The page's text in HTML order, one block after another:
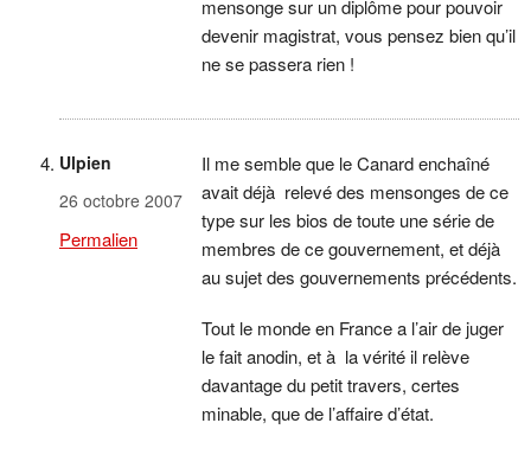
mensonge sur un diplôme pour pouvoir
devenir magistrat, vous pensez bien qu’il
ne se passera rien !
Ulpien
26 octobre 2007
Permalien
Il me semble que le Canard enchaîné
avait déjà relevé des mensonges de ce
type sur les bios de toute une série de
membres de ce gouvernement, et déjà
au sujet des gouvernements précédents.
Tout le monde en France a l’air de juger
le fait anodin, et à la vérité il relève
davantage du petit travers, certes
minable, que de l’affaire d’état.